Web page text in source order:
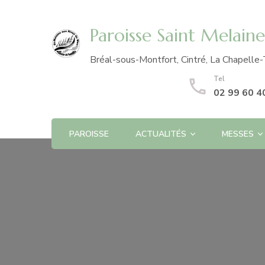
Paroisse Saint
Bréal-sous-Montfort, Cintré, La
Tel
02 99 60
PAROISSE ACTUALITÉS MESSES